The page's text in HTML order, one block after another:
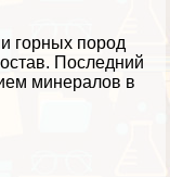
горных пород
Последний
минералов в